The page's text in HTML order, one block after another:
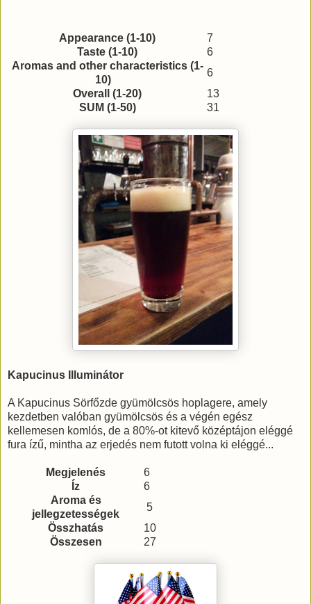
Appearance (1-10)
7
Taste (1-10)
6
Aromas and other characteristics (1-
10)
6
Overall (1-20)
13
SUM (1-50)
31
Kapucinus Illuminátor
A Kapucinus Sörfőzde gyümölcsös hoplagere, amely
kezdetben valóban gyümölcsös és a végén egész
kellemesen komlós, de a 80%-ot kitevő középtájon eléggé
fura ízű, mintha az erjedés nem futott volna ki eléggé...
Megjelenés
6
Íz
6
Aroma és
jellegzetességek
5
Összhatás
10
Összesen
27